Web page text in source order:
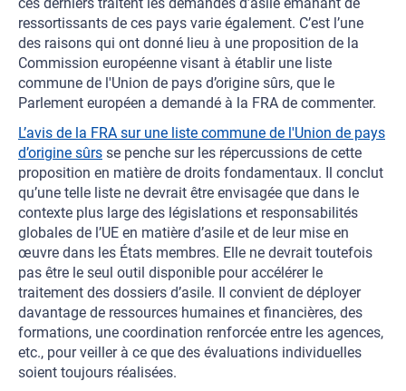
ressortissants de ces pays varie également. C’est l’une
des raisons qui ont donné lieu à une proposition de la
Commission européenne visant à établir une liste
commune de l'Union de pays d’origine sûrs, que le
Parlement européen a demandé à la FRA de commenter.
L’avis de la FRA sur une liste commune de l'Union de pays
d’origine sûrs se penche sur les répercussions de cette
proposition en matière de droits fondamentaux. Il conclut
qu’une telle liste ne devrait être envisagée que dans le
contexte plus large des législations et responsabilités
globales de l’UE en matière d’asile et de leur mise en
œuvre dans les États membres. Elle ne devrait toutefois
pas être le seul outil disponible pour accélérer le
traitement des dossiers d’asile. Il convient de déployer
davantage de ressources humaines et financières, des
formations, une coordination renforcée entre les agences,
etc., pour veiller à ce que des évaluations individuelles
soient toujours réalisées.